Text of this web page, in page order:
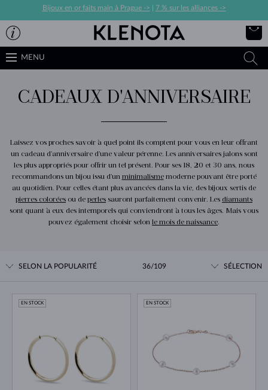
Bijoux en or faits main à Prague -> 7 % sur les alliances ->
MENU
CADEAUX D'ANNIVERSAIRE
Laissez vos proches savoir à quel point ils comptent pour vous en leur offrant
un cadeau d'anniversaire d'une valeur pérenne. Les anniversaires jalons sont
les plus appropriés pour offrir un tel présent. Pour ses 18, 20 et 30 ans, nous
recommandons un bijou issu d'un minimalismemoderne pouvant être porté
au quotidien. Pour celles étant plus avancées dans la vie, des bijoux sertis de
pierres colorées ou de perles sauront parfaitement convenir. Les diamants
sont quant à eux des intemporels qui conviendront à tous les âges. Mais vous
pouvez également choisir selon le mois de naissance.
SELON LA POPULARITÉ 36/109 SÉLECTION
EN STOCK EN STOCK